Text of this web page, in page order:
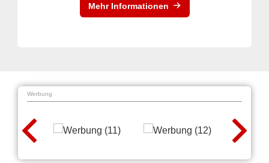
Mehr Informationen
Werbung